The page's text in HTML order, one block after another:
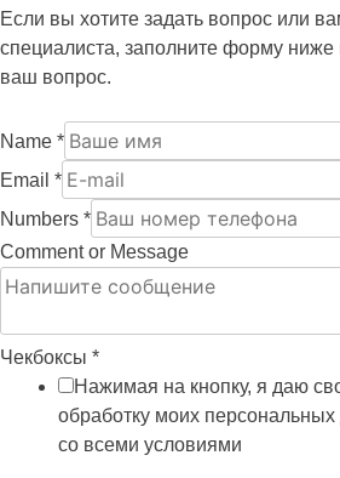
Если вы хотите задать вопрос или
специалиста, заполните форму
ваш вопрос.
Name *
Email *
Numbers *
Comment or Message
Чекбоксы *
Нажимая на кнопку, я даю
обработку моих
со всеми условиями